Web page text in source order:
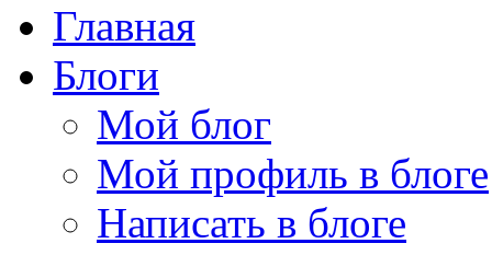
Главная
Блоги
Мой блог
Мой профиль в блоге
Написать в блоге